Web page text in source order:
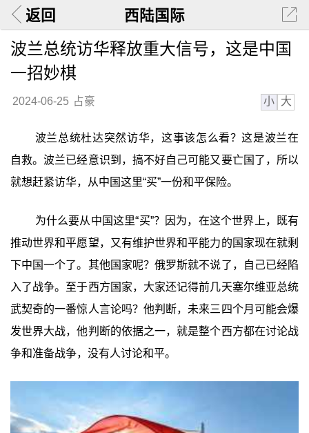
返回 西陆国际
波兰总统访华释放重大信号，这是中国
一招妙棋
2024-06-25 占豪 小 大
波兰总统杜达突然访华，这事该怎么看？这是波兰在
自救。波兰已经意识到，搞不好自己可能又要亡国了，所以
就想赶紧访华，从中国这里“买”一份和平保险。
为什么要从中国这里“买”？因为，在这个世界上，既有
推动世界和平愿望，又有维护世界和平能力的国家现在就剩
下中国一个了。其他国家呢？俄罗斯就不说了，自己已经陷
入了战争。至于西方国家，大家还记得前几天塞尔维亚总统
武契奇的一番惊人言论吗？他判断，未来三四个月可能会爆
发世界大战，他判断的依据之一，就是整个西方都在讨论战
争和准备战争，没有人讨论和平。